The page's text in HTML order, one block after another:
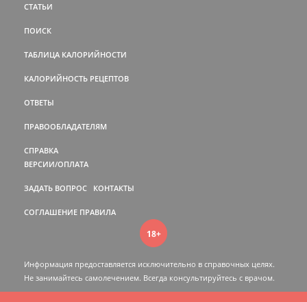
СТАТЬИ
ПОИСК
ТАБЛИЦА КАЛОРИЙНОСТИ
КАЛОРИЙНОСТЬ РЕЦЕПТОВ
ОТВЕТЫ
ПРАВООБЛАДАТЕЛЯМ
СПРАВКА
ВЕРСИИ/ОПЛАТА
ЗАДАТЬ ВОПРОС КОНТАКТЫ
СОГЛАШЕНИЕ ПРАВИЛА
18+
Информация предоставляется исключительно в справочных целях.
Не занимайтесь самолечением. Всегда консультируйтесь c врачом.